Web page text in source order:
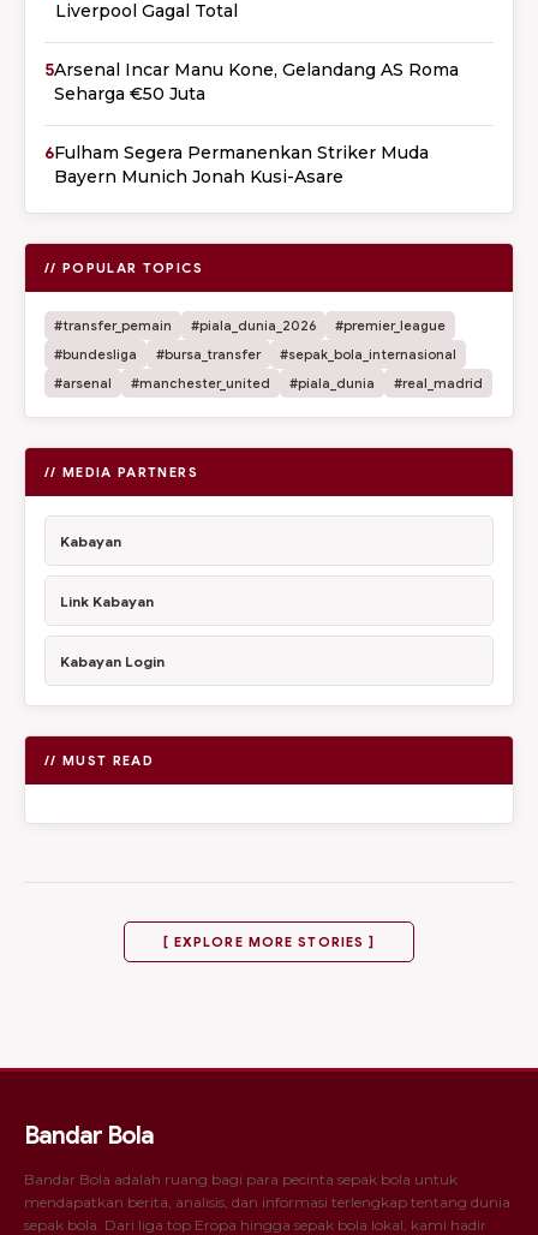
Liverpool Gagal Total
5Arsenal Incar Manu Kone, Gelandang AS Roma
Seharga €50 Juta
6Fulham Segera Permanenkan Striker Muda
Bayern Munich Jonah Kusi-Asare
// POPULAR TOPICS
#transfer_pemain #piala_dunia_2026
#premier_league
#bundesliga
#bursa_transfer
#sepak_bola_internasional
#arsenal
#manchester_united #piala_dunia #real_madrid
// MEDIA PARTNERS
Kabayan
Link Kabayan
Kabayan Login
// MUST READ
[ EXPLORE MORE STORIES ]
Bandar Bola
Bandar Bola adalah ruang bagi para pecinta sepak bola untuk
mendapatkan berita, analisis, dan informasi terlengkap tentang dunia
sepak bola. Dari liga top Eropa hingga sepak bola lokal, kami hadir